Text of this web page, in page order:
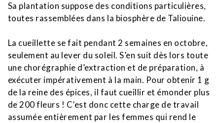
Sa plantation suppose des conditions particulières,
toutes rassemblées dans la biosphère de Taliouine.
La cueillette se fait pendant 2 semaines en octobre,
seulement au lever du soleil. S’en suit dès lors toute
une chorégraphie d’extraction et de préparation, à
exécuter impérativement à la main. Pour obtenir 1 g
de la reine des épices, il faut cueillir et émonder plus
de 200 fleurs ! C’est donc cette charge de travail
assumée entièrement par les femmes qui rend le